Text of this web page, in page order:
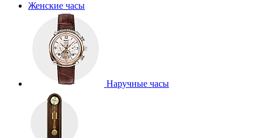
Женские часы
Наручные часы